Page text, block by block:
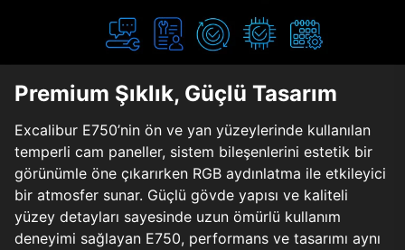
Premium Şıklık, Güçlü Tasarım
Excalibur E750’nin ön ve yan yüzeylerinde kullanılan
temperli cam paneller, sistem bileşenlerini estetik bir
görünümle öne çıkarırken RGB aydınlatma ile etkileyici
bir atmosfer sunar. Güçlü gövde yapısı ve kaliteli
yüzey detayları sayesinde uzun ömürlü kullanım
deneyimi sağlayan E750, performans ve tasarımı aynı